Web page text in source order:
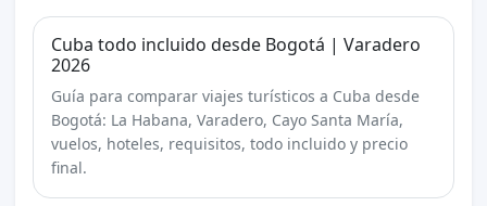
Cuba todo incluido desde Bogotá | Varadero
2026
Guía para comparar viajes turísticos a Cuba desde
Bogotá: La Habana, Varadero, Cayo Santa María,
vuelos, hoteles, requisitos, todo incluido y precio
final.